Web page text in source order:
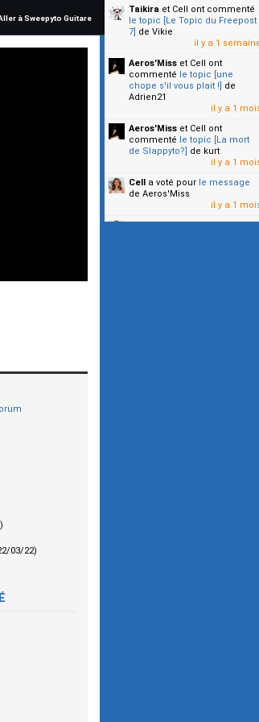
à Sweepyto Guitare
03/22)
Taikira et Cell ont commenté
le topic [Le Topic du Freepost
7] de Vikie
il y a 1
Aeros'Miss et Cell ont
commenté le topic [une
chope s'il vous plait !] de
Adrien21
il y a 1
Aeros'Miss et Cell ont
commenté le topic [La mort
de Slappyto?] de kurt
il y a 1
Cell a voté pour le message
de Aeros'Miss
il y a 1
Cella voté pourle message